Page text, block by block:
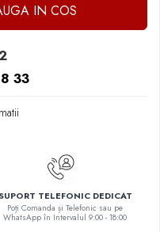
IN COS
33
TELEFONIC DEDICAT
Poți Comanda și Telefonic sau pe
WhatsApp în Intervalul 9:00 - 18:00